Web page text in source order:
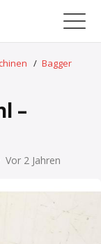
/ Bagger
–
Vor 2 Jahren